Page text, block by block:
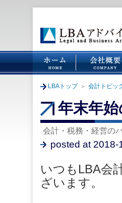
LBAトップ ＞ 会計トピッ
年末年
会計・税務・経営の
posted at 2018-
いつもLBA会
ざいます。